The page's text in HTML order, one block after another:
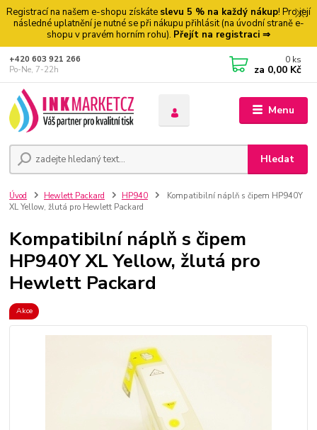
Registrací na našem e-shopu získáte slevu 5 % na každý nákup! Pro její
následné uplatnění je nutné se při nákupu přihlásit (na úvodní straně e-
shopu v pravém horním rohu). Přejít na registraci ⇒
Menu
Hledat
+420 603 921 266
Po-Ne, 7-22h
0 ks
za 0,00 Kč
Úvod Hewlett Packard HP940
Kompatibilní náplň s čipem HP940Y
XL Yellow, žlutá pro Hewlett Packard
Kompatibilní náplň s čipem
HP940Y XL Yellow, žlutá pro
Hewlett Packard
Akce